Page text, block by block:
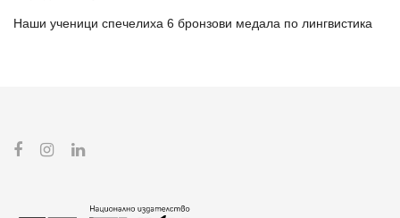
Наши ученици спечелиха 6 бронзови медала по лингвистика